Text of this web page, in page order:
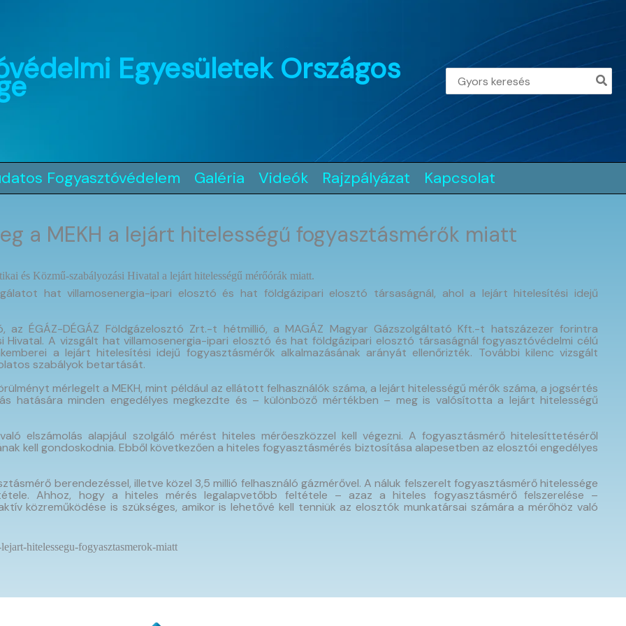
Egyesületek Országos
Search
for:
Fogyasztóvédelem Galéria Videók Rajzpályázat Kapcsolat
a MEKH a lejárt hitelességű fogyasztásmérők miatt
és Közmű-szabályozási Hivatal a lejárt hitelességű mérőórák miatt.
hat villamosenergia-ipari elosztó és hat földgázipari elosztó társaságnál, ahol a lejárt hitelesítési idejű
az ÉGÁZ-DÉGÁZ Földgázelosztó Zrt.-t hétmillió, a MAGÁZ Magyar Gázszolgáltató Kft.-t hatszázezer forintra
Hivatal. A vizsgált hat villamosenergia-ipari elosztó és hat földgázipari elosztó társaságnál fogyasztóvédelmi célú
a lejárt hitelesítési idejű fogyasztásmérők alkalmazásának arányát ellenőrizték. További kilenc vizsgált
szabályok betartását.
mérlegelt a MEKH, mint például az ellátott felhasználók száma, a lejárt hitelességű mérők száma, a jogsértés
hatására minden engedélyes megkezdte és – különböző mértékben – meg is valósította a lejárt hitelességű
elszámolás alapjául szolgáló mérést hiteles mérőeszközzel kell végezni. A fogyasztásmérő hitelesíttetéséről
kell gondoskodnia. Ebből következően a hiteles fogyasztásmérés biztosítása alapesetben az elosztói engedélyes
berendezéssel, illetve közel 3,5 millió felhasználó gázmérővel. A náluk felszerelt fogyasztásmérő hitelessége
Ahhoz, hogy a hiteles mérés legalapvetőbb feltétele – azaz a hiteles fogyasztásmérő felszerelése –
közreműködése is szükséges, amikor is lehetővé kell tenniük az elosztók munkatársai számára a mérőhöz való
hitelessegu-fogyasztasmerok-miatt